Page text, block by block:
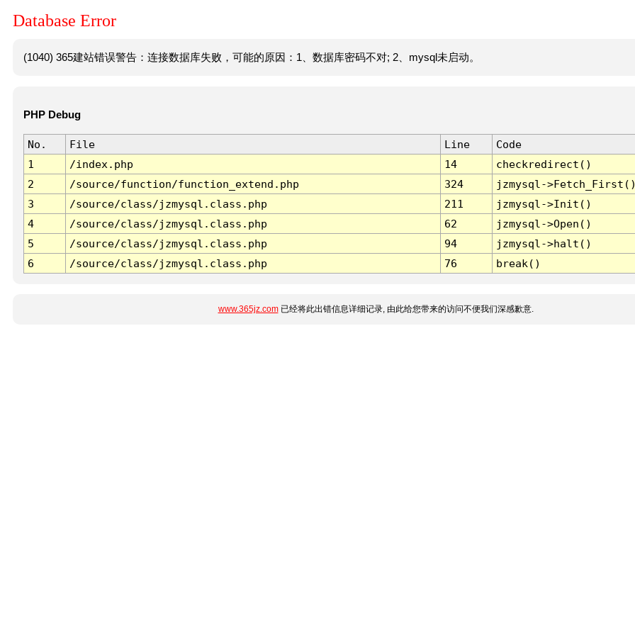
Database Error
(1040) 365建站错误警告：连接数据库失败，可能的原因：1、数据库密码不对; 2、mysql未启动。
PHP Debug
No. File Line
Code
1
/index.php 14
checkredirect()
2
/source/function/function_extend.php 324
jzmysql-
3
/source/class/jzmysql.class.php 211
jzmysql->Init()
4
/source/class/jzmysql.class.php 62
jzmysql->Open()
5
/source/class/jzmysql.class.php 94
jzmysql->halt()
6
/source/class/jzmysql.class.php 76 break()
www.365jz.com已经将此出错信息详细记录, 由此给您带来的访问不便我们深感歉意.